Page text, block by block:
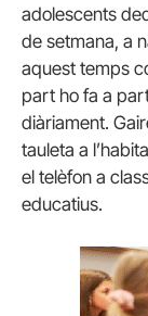
adolescents
de setmana, a
aquest temps
part ho fa a
diàriament.
tauleta a
el telèfon a
educatius.